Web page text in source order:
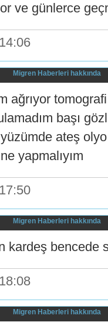
ve günlerce
Migren Haberleri hakkında
ağrıyor
başı
ateş
yapmalıyım
Migren Haberleri hakkında
kardeş bencede
Migren Haberleri hakkında